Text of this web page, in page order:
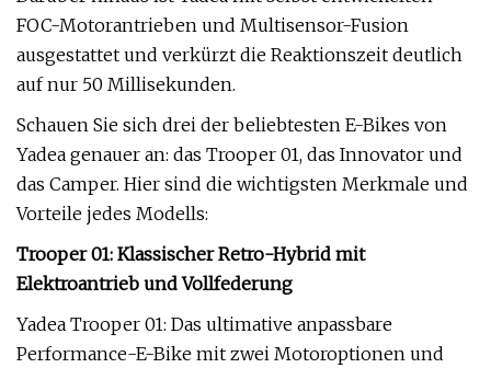
FOC-Motorantrieben und Multisensor-Fusion
ausgestattet und verkürzt die Reaktionszeit deutlich
auf nur 50 Millisekunden.
Schauen Sie sich drei der beliebtesten E-Bikes von
Yadea genauer an: das Trooper 01, das Innovator und
das Camper. Hier sind die wichtigsten Merkmale und
Vorteile jedes Modells:
Trooper 01: Klassischer Retro-Hybrid mit
Elektroantrieb und Vollfederung
Yadea Trooper 01: Das ultimative anpassbare
Performance-E-Bike mit zwei Motoroptionen und